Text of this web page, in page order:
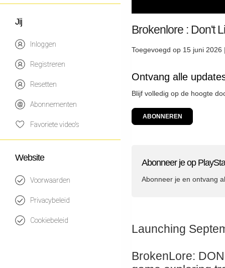
Jij
Inloggen
Registreren
Resetten
Abonnementen
Favoriete video's
Website
Voorwaarden
Privacybeleid
Cookiebeleid
Brokenlore : Don't
Toegevoegd op 15 juni
Ontvang alle
Blijf volledig op de hoogte
ABONNEREN
Abonneer je op
Abonneer je en ontvang
Launching
BrokenLore: